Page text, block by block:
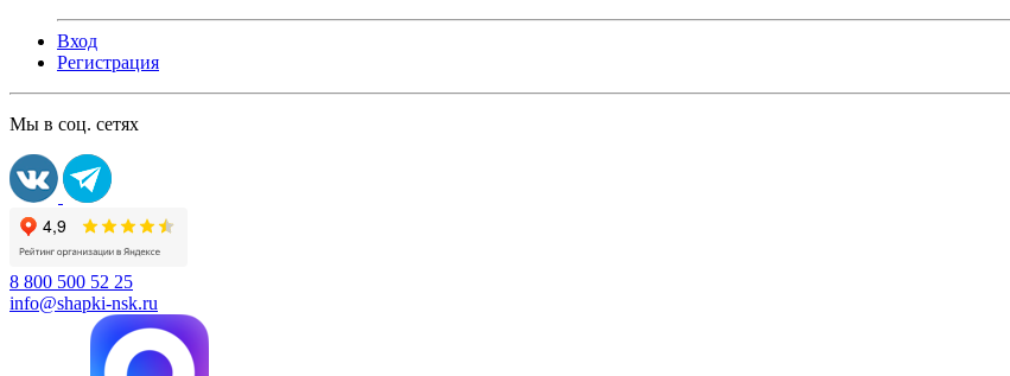
Вход
Регистрация
Мы в соц. сетях
8 800 500 52 25
info@shapki-nsk.ru